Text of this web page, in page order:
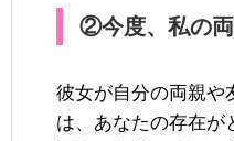
②今度、私の両
彼女が自分の両親や
は、あなたの存在が